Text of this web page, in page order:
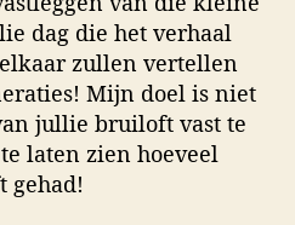
dag die het verhaal
zullen vertellen
Mijn doel is niet
jullie bruiloft vast te
laten zien hoeveel
gehad!